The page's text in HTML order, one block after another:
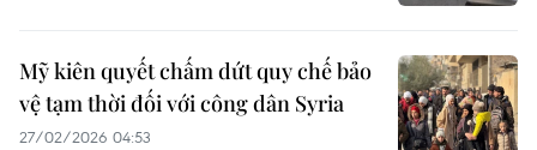
Mỹ kiên quyết chấm dứt quy chế bảo
vệ tạm thời đối với công dân Syria
27/02/2026 04:53